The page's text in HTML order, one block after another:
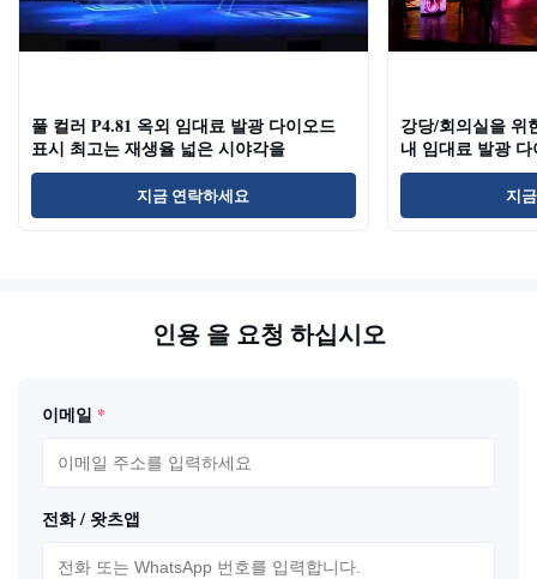
풀 컬러 P4.81 옥외 임대료 발광 다이오드
표시 최고는 재생율 넓은 시야각을
지금 연락하세요
강당/회의실을 위
내 임대료 발광
지
인용 을 요청 하십시오
이메일 *
전화 / 왓츠앱